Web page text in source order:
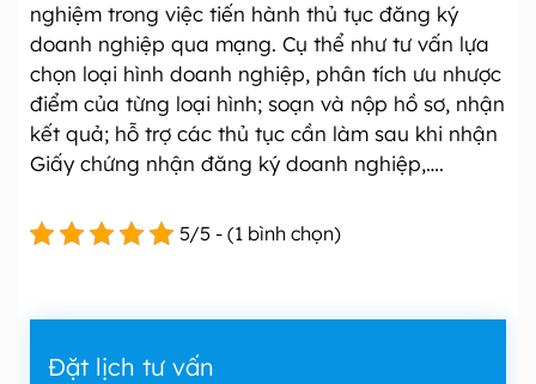
nghiệm trong việc tiến hành thủ tục đăng ký
doanh nghiệp qua mạng. Cụ thể như tư vấn lựa
chọn loại hình doanh nghiệp, phân tích ưu nhược
điểm của từng loại hình; soạn và nộp hồ sơ, nhận
kết quả; hỗ trợ các thủ tục cần làm sau khi nhận
Giấy chứng nhận đăng ký doanh nghiệp,….
5/5 - (1 bình chọn)
Đặt lịch tư vấn